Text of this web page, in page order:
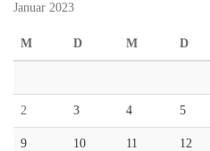
Januar 2023
M D M D
2 3 4 5
9 10 11 12